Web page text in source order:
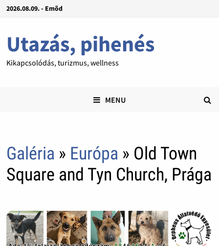
2026.08.09. - Emõd
Utazás, pihenés
Kikapcsolódás, turizmus, wellness
MENU
Galéria » Európa » Old Town
Square and Tyn Church, Prága